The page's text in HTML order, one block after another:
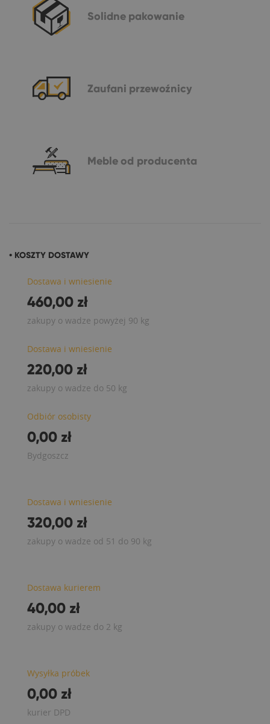
Solidne pakowanie
Zaufani przewoźnicy
Meble od producenta
• KOSZTY DOSTAWY
Dostawa i wniesienie
460,00 zł
zakupy o wadze powyżej 90 kg
Dostawa i wniesienie
220,00 zł
zakupy o wadze do 50 kg
Odbiór osobisty
0,00 zł
Bydgoszcz
Dostawa i wniesienie
320,00 zł
zakupy o wadze od 51 do 90 kg
Dostawa kurierem
40,00 zł
zakupy o wadze do 2 kg
Wysyłka próbek
0,00 zł
kurier DPD